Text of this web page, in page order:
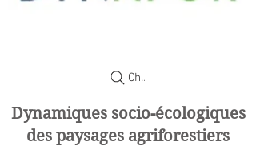
Chercher
Dynamiques socio-écologiques
des paysages agriforestiers